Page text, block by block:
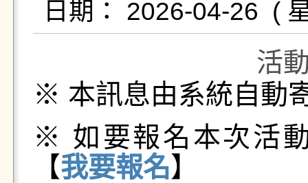
活
※ 本訊息由系統自動
※ 如要報名本次活
【我要報名】